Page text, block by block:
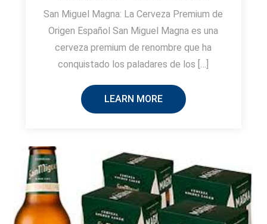
San Miguel Magna: La Cerveza Premium de
Origen Español San Miguel Magna es una
cerveza premium de renombre que ha
conquistado los paladares de los […]
LEARN MORE